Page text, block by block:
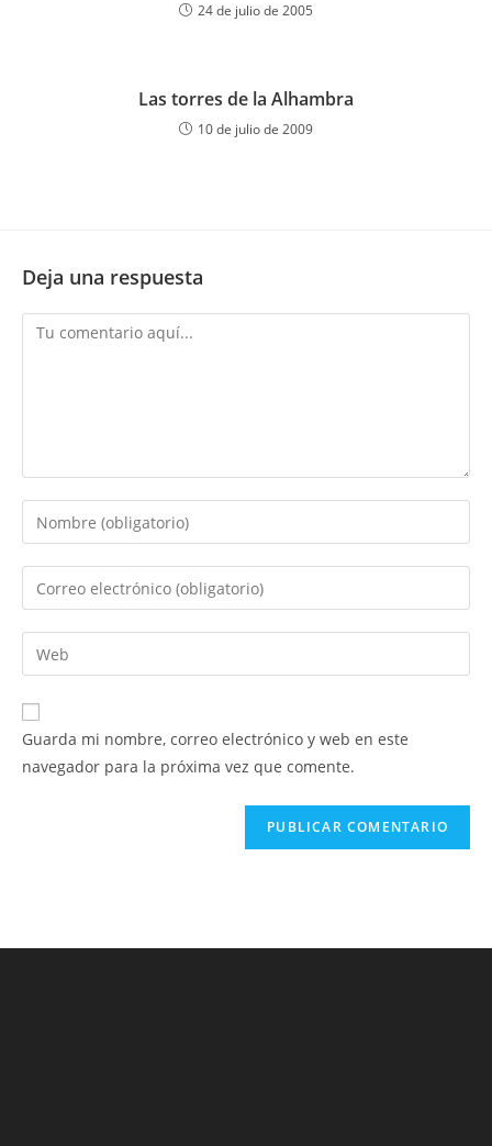
24 de julio de 2005
Las torres de la Alhambra
10 de julio de 2009
Deja una respuesta
Comentario
Introduce
tu
nombre
de
usuario
para
comentar
Introduce
tu
dirección
de
electrónico
para
comentar
Introduce
la
URL
de
Guarda mi nombre, correo electrónico y web en este
navegador para la próxima vez que comente.